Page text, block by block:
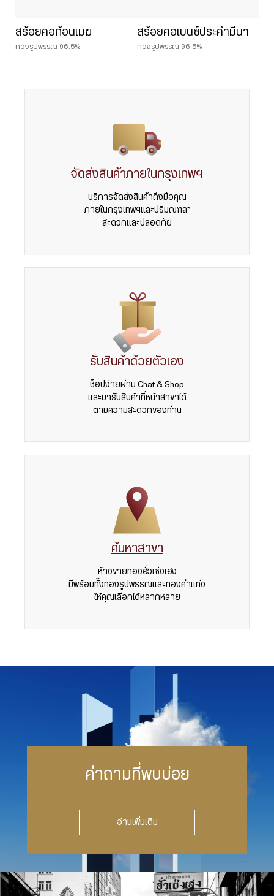
สร้อยคอก้อนเมฆ
ทองรูปพรรณ 96.5%
สร้อยคอเบนซ์ประคำมีนา
ทองรูปพรรณ 96.5%
จัดส่งสินค้าภายในกรุงเทพฯ
บริการจัดส่งสินค้าถึงมือคุณ
ภายในกรุงเทพฯและปริมณฑล*
สะดวกและปลอดภัย
รับสินค้าด้วยตัวเอง
ช็อปง่ายผ่าน Chat & Shop
และมารับสินค้าที่หน้าสาขาได้
ตามความสะดวกของท่าน
ค้นหาสาขา
ห้างขายทองฮั่วเซ่งเฮง
มีพร้อมทั้งทองรูปพรรณและทองคำแท่ง
ให้คุณเลือกได้หลากหลาย
คำถามที่พบบ่อย
อ่านเพิ่มเติม